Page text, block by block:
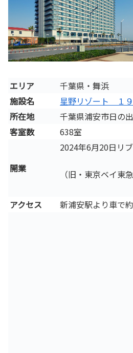
エリア
千葉県・舞浜
施設名
星野リゾート １
所在地
千葉県浦安市日の
客室数
638室
開業
2024年6月20日リ
（旧・東京ベイ東
アクセス 新浦安駅より車で